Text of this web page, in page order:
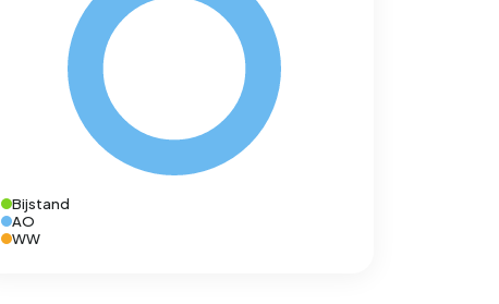
Bijstand
AO
WW